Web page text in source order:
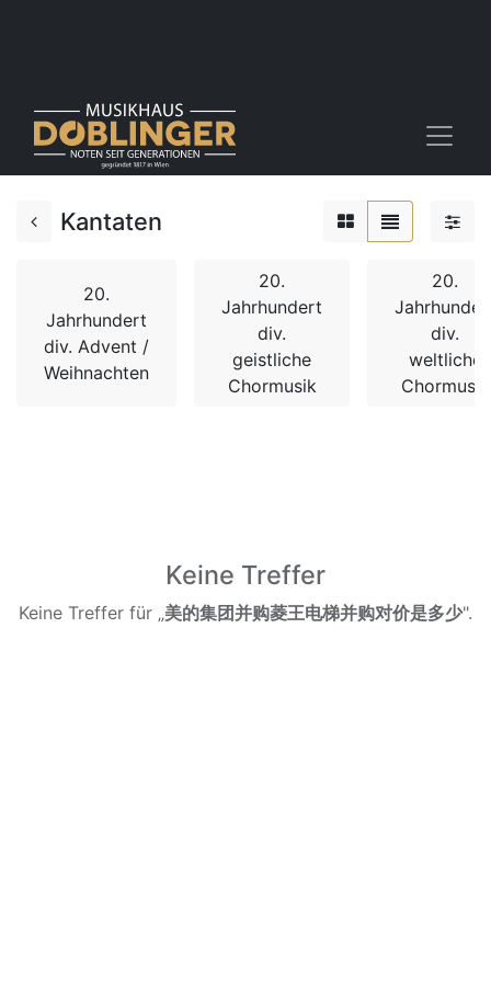
Kantaten
20.
Jahrhundert
div. Advent /
Weihnachten
20.
Jahrhundert
div.
geistliche
Chormusik
20.
div.
weltliche
Chormusik
Keine Treffer
Keine Treffer für „美的集团并购菱王电梯并购对价是多少".